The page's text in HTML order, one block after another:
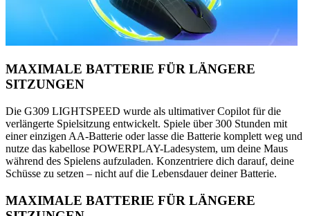
MAXIMALE BATTERIE FÜR LÄNGERE
SITZUNGEN
Die G309 LIGHTSPEED wurde als ultimativer Copilot für die
verlängerte Spielsitzung entwickelt. Spiele über 300 Stunden mit
einer einzigen AA-Batterie oder lasse die Batterie komplett weg und
nutze das kabellose POWERPLAY-Ladesystem, um deine Maus
während des Spielens aufzuladen. Konzentriere dich darauf, deine
Schüsse zu setzen – nicht auf die Lebensdauer deiner Batterie.
MAXIMALE BATTERIE FÜR LÄNGERE